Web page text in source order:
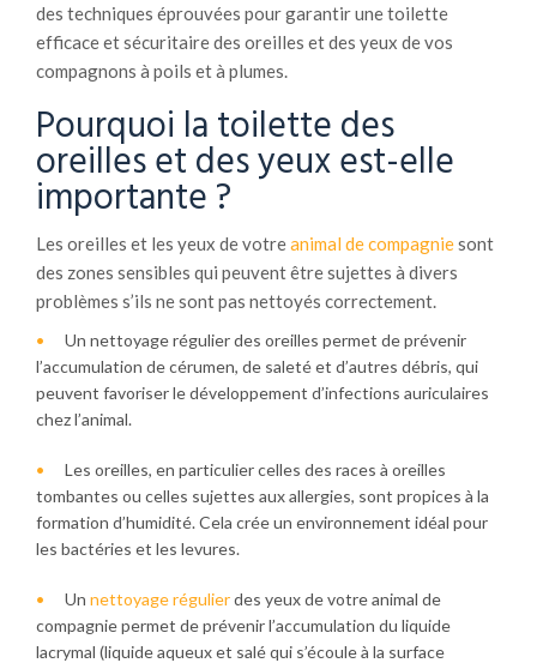
des techniques éprouvées pour garantir une toilette
efficace et sécuritaire des oreilles et des yeux de vos
compagnons à poils et à plumes.
Pourquoi la toilette des
oreilles et des yeux est-elle
importante ?
Les oreilles et les yeux de votreanimal de compagniesont
des zones sensibles qui peuvent être sujettes à divers
problèmes s’ils ne sont pas nettoyés correctement.
Un nettoyage régulier des oreilles permet de prévenir
l’accumulation de cérumen, de saleté et d’autres débris, qui
peuvent favoriser le développement d’infections auriculaires
chez l’animal.
Les oreilles, en particulier celles des races à oreilles
tombantes ou celles sujettes aux allergies, sont propices à la
formation d’humidité. Cela crée un environnement idéal pour
les bactéries et les levures.
Un nettoyage régulierdes yeux de votre animal de
compagnie permet de prévenir l’accumulation du liquide
lacrymal (liquide aqueux et salé qui s’écoule à la surface